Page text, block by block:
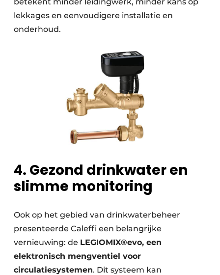
lekkages en eenvoudigere installatie en
onderhoud.
4. Gezond drinkwater en
slimme monitoring
Ook op het gebied van drinkwaterbeheer
presenteerde Caleffi een belangrijke
vernieuwing: de LEGIOMIX®evo, een
elektronisch mengventiel voor
circulatiesystemen. Dit systeem kan